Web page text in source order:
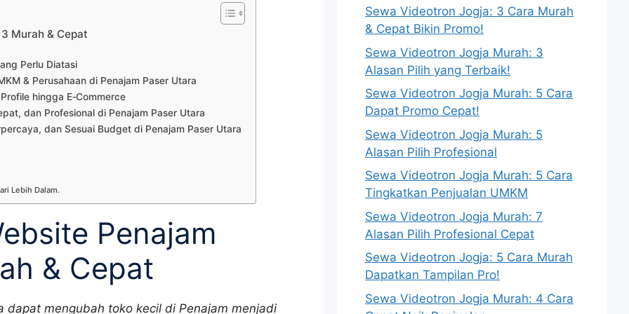
Murah & Cepat
Perlu Diatasi
& Perusahaan di Penajam Paser Utara
hingga E‑Commerce
dan Profesional di Penajam Paser Utara
dan Sesuai Budget di Penajam Paser Utara
Lebih Dalam.
Penajam
& Cepat
dapat mengubah toko kecil di Penajam menjadi
Sewa Videotron Jogja: 3 Cara Murah
& Cepat Bikin Promo!
Sewa Videotron Jogja Murah: 3
Alasan Pilih yang Terbaik!
Sewa Videotron Jogja Murah: 5 Cara
Dapat Promo Cepat!
Sewa Videotron Jogja Murah: 5
Alasan Pilih Profesional
Sewa Videotron Jogja Murah: 5 Cara
Tingkatkan Penjualan UMKM
Sewa Videotron Jogja Murah: 7
Alasan Pilih Profesional Cepat
Sewa Videotron Jogja: 5 Cara Murah
Dapatkan Tampilan Pro!
Sewa Videotron Jogja Murah: 4 Cara